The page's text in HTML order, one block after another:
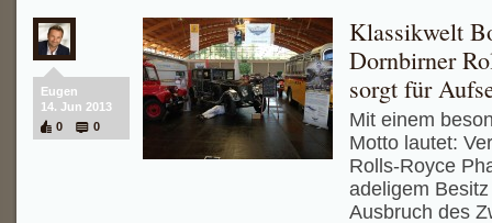
Eugen
14. Jun 2013
0
0
Klassikwelt
Dornbirner
sorgt für
Mit einem
Motto lautet:
Rolls-Royce
adeligem
Ausbruch des